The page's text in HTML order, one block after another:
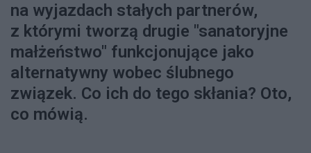
na wyjazdach stałych partnerów,
z którymi tworzą drugie "sanatoryjne
małżeństwo" funkcjonujące jako
alternatywny wobec ślubnego
związek. Co ich do tego skłania? Oto,
co mówią.